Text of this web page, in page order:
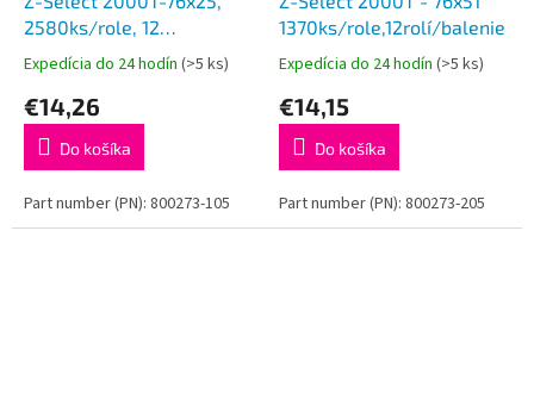
2580ks/role, 12
roliek/balenie
Expedícia do 24 hodín (>5 ks)
€14,26
Do košíka
Part number (PN): 800273-105
1370ks/role,12rolí/balenie
Expedícia do 24 hodín (>5 ks)
€14,15
Do košíka
Part number (PN): 800273-205